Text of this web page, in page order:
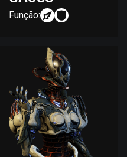
Função: